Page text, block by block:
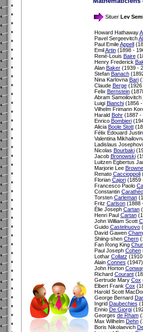
Situer Lev
Howard Hathaway
Pavel Sergeevitch
Paul EmileAppell
EmilArtin(1898 -
René-Louis Baire
Henry Frederick
Alan Baker(1939 -
Stefan Banach
Nina Karlovna Bari
Claude Berge(1926
Felix Bernstein
Abram Samoilovitch
Luigi Bianchi(1856 -
Vilhelm Frimann
Harald Bohr(1887 -
Enrico Bombieri
Alicia Boole Stott
Félix Edouard
Valentina
Ladislaus
Nicolas Bourbaki
Jacob Bronowski
Luitzen Egbertus
Marjorie Lee Browne
Renato Caccioppoli
Florian Cajori(1859
Francesco Paolo
Constantin
Torsten Carleman
Fritz Carlson(1888
Élie Joseph Cartan
Henri Paul Cartan
John William Scott
Guido Castelnuovo
David Gawen
Shiing-shen Chern
Fan Rong King
Paul Joseph Cohen
Lothar Collatz
Alain Connes (1947)
John Horton
Richard Courant
Gertrude Mary Cox
Elbert Frank Cox
Harold Scott
George Bernard
Ingrid Daubechies
Ennio De Giorgi
Georges de Rham
Max Wilhelm Dehn
Boris Nikolaevich